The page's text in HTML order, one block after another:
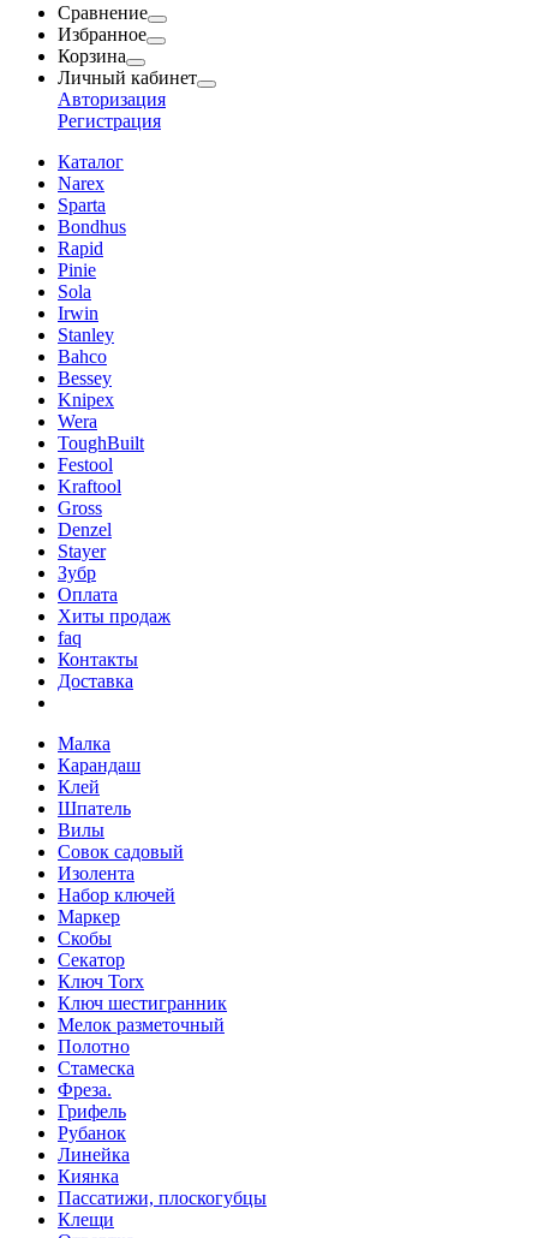
Сравнение
Избранное
Корзина
Личный кабинет
Авторизация
Регистрация
Каталог
Narex
Sparta
Bondhus
Rapid
Pinie
Sola
Irwin
Stanley
Bahco
Bessey
Knipex
Wera
ToughBuilt
Festool
Kraftool
Gross
Denzel
Stayer
Зубр
Оплата
Хиты продаж
faq
Контакты
Доставка
Малка
Карандаш
Клей
Шпатель
Вилы
Совок садовый
Изолента
Набор ключей
Маркер
Скобы
Секатор
Ключ Torx
Ключ шестигранник
Мелок разметочный
Полотно
Стамеска
Фреза.
Грифель
Рубанок
Линейка
Киянка
Пассатижи, плоскогубцы
Клещи